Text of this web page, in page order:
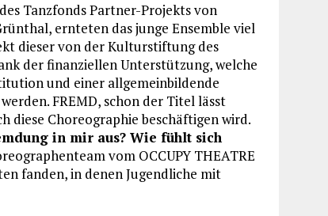
Tanzfonds Partner-Projekts von
ernteten das junge Ensemble viel
dieser von der Kulturstiftung des
der finanziellen Unterstützung, welche
und einer allgemeinbildende
FREMD, schon der Titel lässt
diese Choreographie beschäftigen wird.
in mir aus? Wie fühlt sich
vom OCCUPY THEATRE
fanden, in denen Jugendliche mit